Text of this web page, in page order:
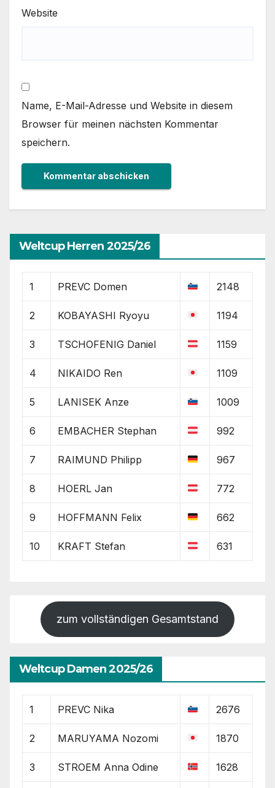
Website
Name, E-Mail-Adresse und Website in diesem
Browser für meinen nächsten Kommentar
speichern.
Weltcup Herren 2025/26
1 PREVC Domen 2148
2 KOBAYASHI Ryoyu 1194
3 TSCHOFENIG Daniel 1159
4 NIKAIDO Ren 1109
5 LANISEK Anze 1009
6 EMBACHER Stephan 992
7 RAIMUND Philipp 967
8 HOERL Jan 772
9 HOFFMANN Felix 662
10 KRAFT Stefan 631
zum vollständigen Gesamtstand
Weltcup Damen 2025/26
1 PREVC Nika 2676
2 MARUYAMA Nozomi 1870
3 STROEM Anna Odine 1628